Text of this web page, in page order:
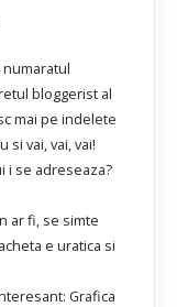
bloggerist al
mai pe indelete
si vai, vai, vai!
i se adreseaza?
ar fi, se simte
e uratica si
Grafica